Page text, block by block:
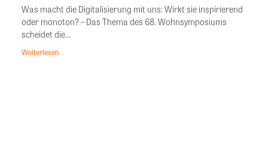
Was macht die Digitalisierung mit uns: Wirkt sie inspirierend
oder monoton? – Das Thema des 68. Wohnsymposiums
scheidet die...
Weiterlesen